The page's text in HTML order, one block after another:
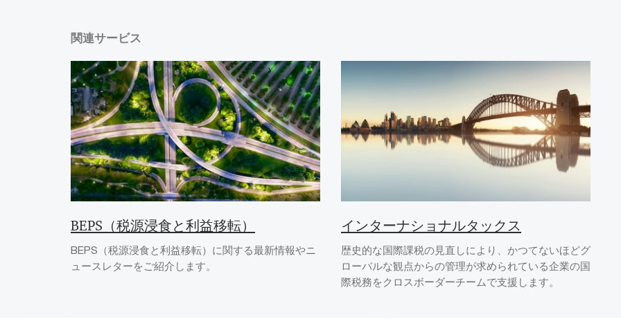
関連サービス
BEPS（税源浸食と利益移転）
BEPS（税源浸食と利益移転）に関する最新情報やニ
ュースレターをご紹介します。
インターナショナルタックス
歴史的な国際課税の見直しにより、かつてないほどグ
ローバルな観点からの管理が求められている企業の国
際税務をクロスボーダーチームで支援します。